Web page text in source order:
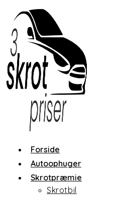
content
Forside
Autoophuger
Skrotpræmie
Skrotbil